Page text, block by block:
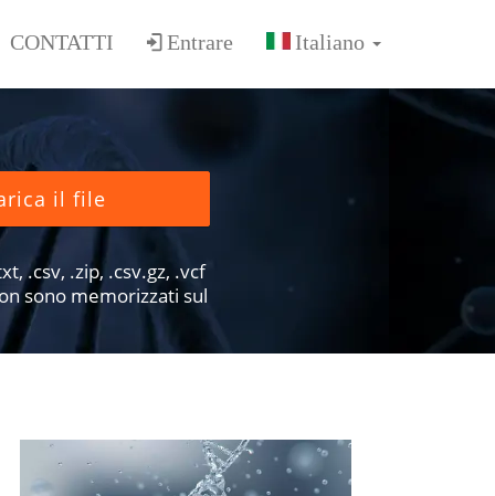
CONTATTI Entrare
il file
.csv, .zip, .csv.gz, .vcf
sono memorizzati sul